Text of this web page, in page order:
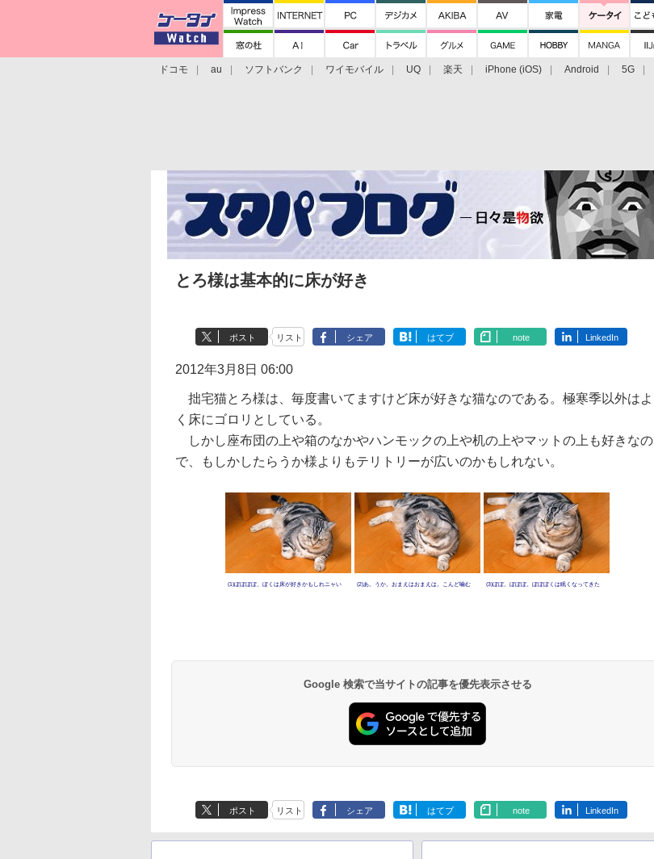
ドコモ au ソフトバンク ワイモバイル UQ 楽天 iPhone (iOS) Android 5G
とろ様は基本的に床が好き
ポスト リスト シェア はてブ note LinkedIn
2012年3月8日 06:00
拙宅猫とろ様は、毎度書いてますけど床が好きな猫なのである。極寒季以外はよ
く床にゴロリとしている。
しかし座布団の上や箱のなかやハンモックの上や机の上やマットの上も好きなの
で、もしかしたらうか様よりもテリトリーが広いのかもしれない。
(1)ぼぼぼぼ。ぼくは床が好きかもしれニャい (2)あ。うか。おまえはおまえは。こんど噛む (3)ぼぼ。ぼぼぼ。ぼぼぼくは眠くなってきた
Google 検索で当サイトの記事を優先表示させる
ポスト リスト シェア はてブ note LinkedIn